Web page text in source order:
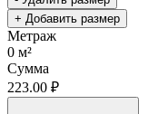
+ Добавить размер
Метраж
0 м²
Сумма
223.00 ₽